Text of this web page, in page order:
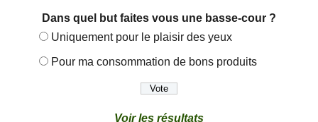
Dans quel but faites vous une basse-cour ?
Uniquement pour le plaisir des yeux
Pour ma consommation de bons produits
Voir les résultats